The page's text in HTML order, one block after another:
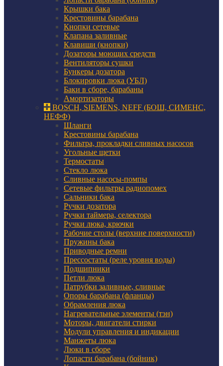
Крышки бака
Крестовины барабана
Кнопки сетевые
Клапана заливные
Клавиши (кнопки)
Дозаторы моющих средств
Вентиляторы сушки
Бункеры дозатора
Блокировки люка (УБЛ)
Баки в сборе, барабаны
Амортизаторы
BOSCH, SIEMENS, NEFF (БОШ, СИМЕНС,
НЕФФ)
Шланги
Крестовины барабана
Фильтра, прокладки сливных насосов
Угольные щетки
Термостаты
Стекло люка
Сливные насосы-помпы
Сетевые фильтры радиопомех
Сальники бака
Ручки дозатора
Ручки таймера, селектора
Ручки люка, крючки
Рабочие столы (верхние поверхности)
Пружины бака
Приводные ремни
Прессостаты (реле уровня воды)
Подшипники
Петли люка
Патрубки заливные, сливные
Опоры барабана (фланцы)
Обрамления люка
Нагревательные элементы (тэн)
Моторы, двигатели стирки
Модули управления и индикации
Манжеты люка
Люки в сборе
Лопасти барабана (бойник)